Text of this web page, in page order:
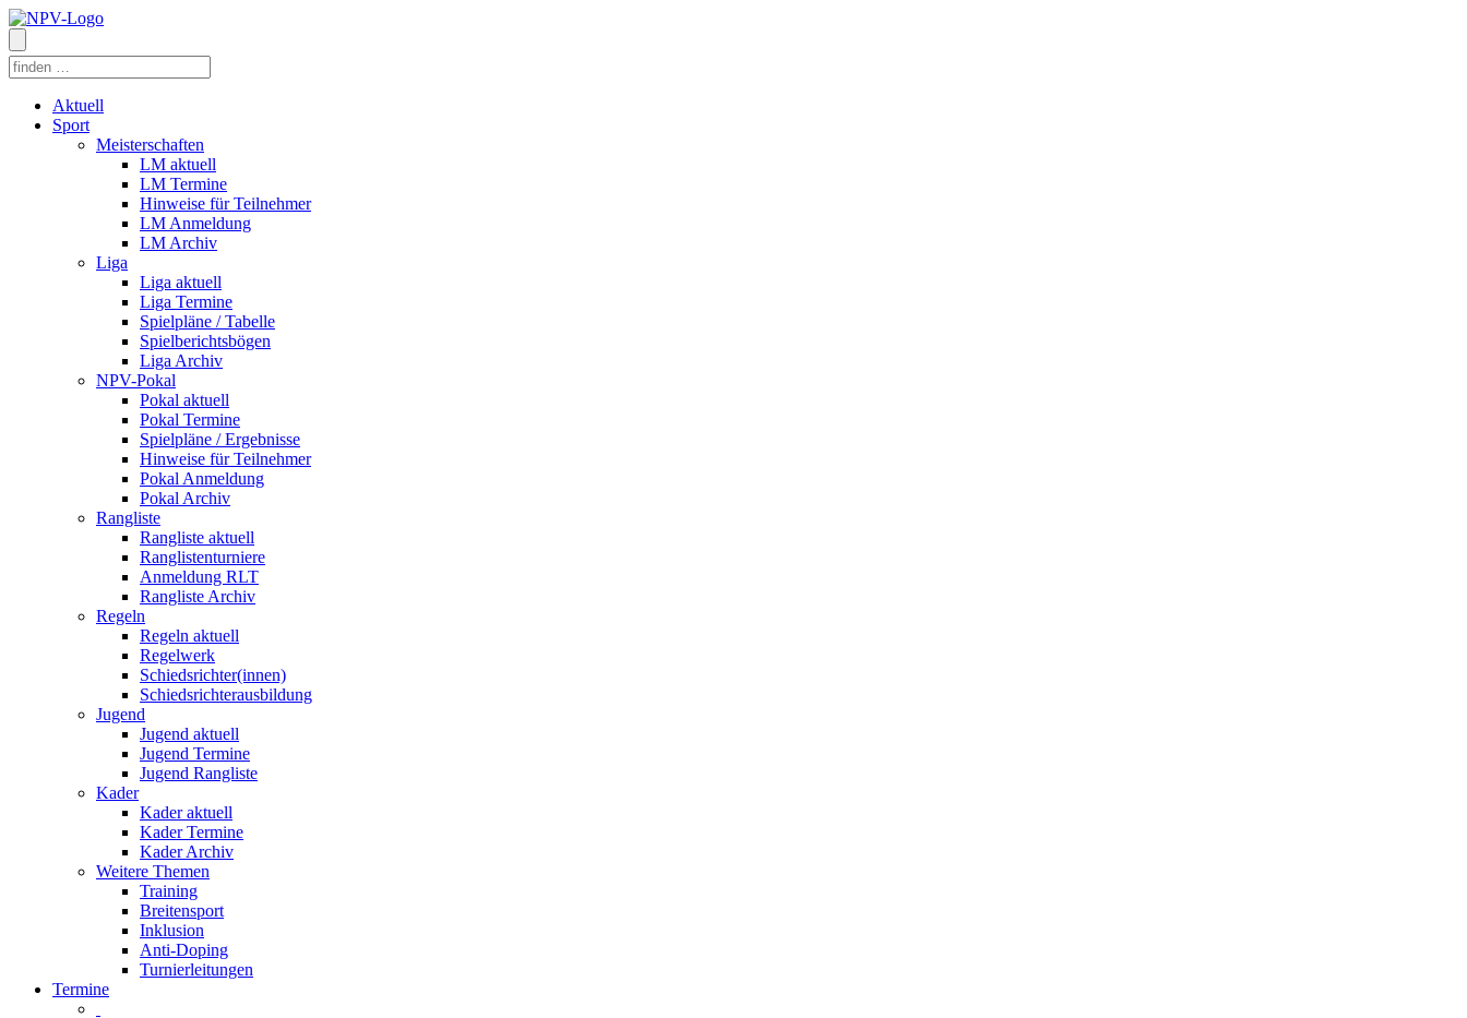
Aktuell
Sport
Meisterschaften
LM aktuell
LM Termine
Hinweise für Teilnehmer
LM Anmeldung
LM Archiv
Liga
Liga aktuell
Liga Termine
Spielpläne / Tabelle
Spielberichtsbögen
Liga Archiv
NPV-Pokal
Pokal aktuell
Pokal Termine
Spielpläne / Ergebnisse
Hinweise für Teilnehmer
Pokal Anmeldung
Pokal Archiv
Rangliste
Rangliste aktuell
Ranglistenturniere
Anmeldung RLT
Rangliste Archiv
Regeln
Regeln aktuell
Regelwerk
Schiedsrichter(innen)
Schiedsrichterausbildung
Jugend
Jugend aktuell
Jugend Termine
Jugend Rangliste
Kader
Kader aktuell
Kader Termine
Kader Archiv
Weitere Themen
Training
Breitensport
Inklusion
Anti-Doping
Turnierleitungen
Termine